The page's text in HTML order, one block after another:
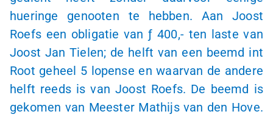
hueringe genooten te hebben. Aan Joost
Roefs een obligatie vanƒ 400,- ten laste van
Joost Jan Tielen; de helft van een beemd int
Root geheel 5 lopense en waarvan de andere
helft reeds is van Joost Roefs. De beemd is
gekomen van Meester Mathijs van den Hove.